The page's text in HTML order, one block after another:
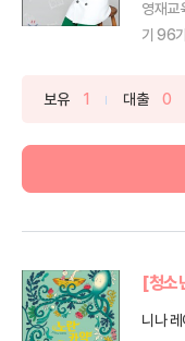
영재교
기 96
보유 1 대출 0
[청소
니나